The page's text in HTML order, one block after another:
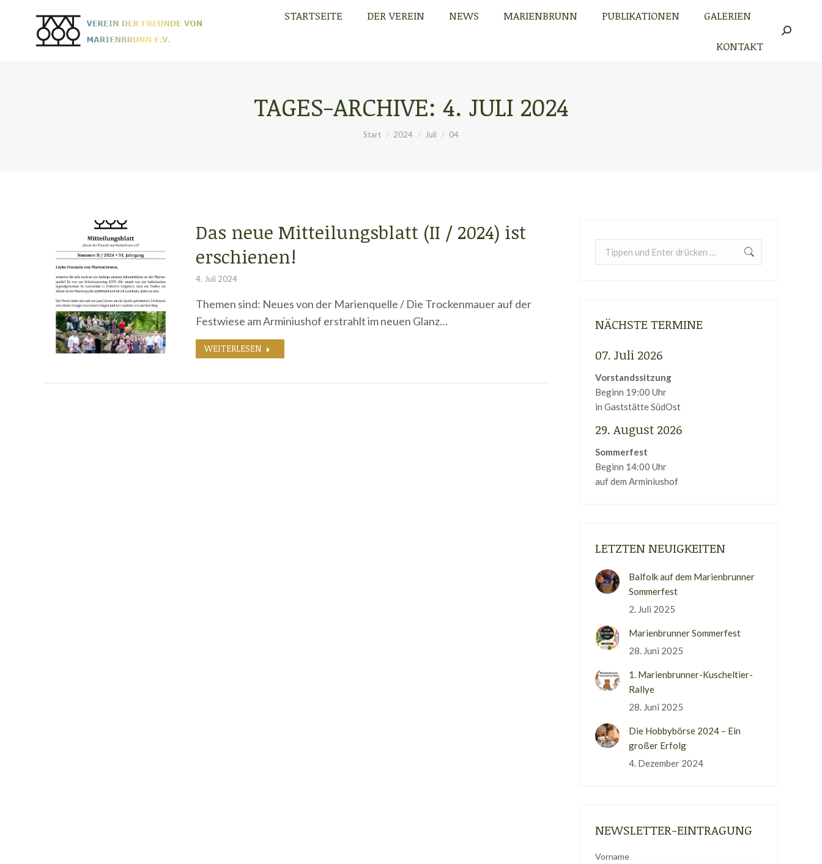
STARTSEITE DER VEREIN NEWS MARIENBRUNN PUBLIKATIONEN GALERIEN
KONTAKT
Search:
TAGES-ARCHIVE: 4. JULI 2024
Sie befinden sich hier:
Start 2024 Juli 04
Das neue Mitteilungsblatt (II / 2024) ist
erschienen!
4. Juli 2024
Themen sind: Neues von der Marienquelle / Die Trockenmauer auf der
Festwiese am Arminiushof erstrahlt im neuen Glanz…
WEITERLESEN
Search:
NÄCHSTE TERMINE
07. Juli 2026
Vorstandssitzung
Beginn 19:00 Uhr
in Gaststätte SüdOst
29. August 2026
Sommerfest
Beginn 14:00 Uhr
auf dem Arminiushof
LETZTEN NEUIGKEITEN
Balfolk auf dem Marienbrunner
Sommerfest
2. Juli 2025
Marienbrunner Sommerfest
28. Juni 2025
1. Marienbrunner-Kuscheltier-
Rallye
28. Juni 2025
Die Hobbybörse 2024 – Ein
großer Erfolg
4. Dezember 2024
NEWSLETTER-EINTRAGUNG
Vorname
STARTSEITE DER VEREIN NEWS MARIENBRUNN PUBLIKATIONEN
GALERIEN
Search: